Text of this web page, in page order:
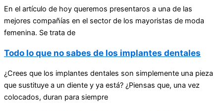
En el artículo de hoy queremos presentaros a una de las
mejores compañías en el sector de los mayoristas de moda
femenina. Se trata de
Todo lo que no sabes de los implantes dentales
¿Crees que los implantes dentales son simplemente una pieza
que sustituye a un diente y ya está? ¿Piensas que, una vez
colocados, duran para siempre